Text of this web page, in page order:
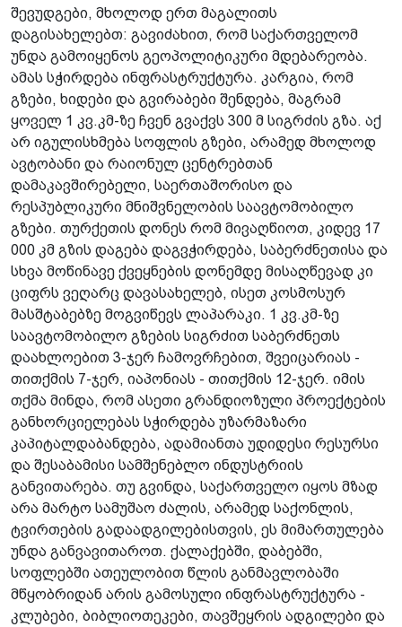
შევუდგები, მხოლოდ ერთ მაგალითს
დაგისახელებთ: გავიძახით, რომ საქართველომ
უნდა გამოიყენოს გეოპოლიტიკური მდებარეობა.
ამას სჭირდება ინფრასტრუქტურა. კარგია, რომ
გზები, ხიდები და გვირაბები შენდება, მაგრამ
ყოველ 1 კვ.კმ-ზე ჩვენ გვაქვს 300 მ სიგრძის გზა. აქ
არ იგულისხმება სოფლის გზები, არამედ მხოლოდ
ავტობანი და რაიონულ ცენტრებთან
დამაკავშირებელი, საერთაშორისო და
რესპუბლიკური მნიშვნელობის საავტომობილო
გზები. თურქეთის დონეს რომ მივაღწიოთ, კიდევ 17
000 კმ გზის დაგება დაგვჭირდება, საბერძნეთისა და
სხვა მოწინავე ქვეყნების დონემდე მისაღწევად კი
ციფრს ვეღარც დავასახელებ, ისეთ კოსმოსურ
მასშტაბებზე მოგვიწევს ლაპარაკი. 1 კვ.კმ-ზე
საავტომობილო გზების სიგრძით საბერძნეთს
დაახლოებით 3-ჯერ ჩამოვრჩებით, შვეიცარიას -
თითქმის 7-ჯერ, იაპონიას - თითქმის 12-ჯერ. იმის
თქმა მინდა, რომ ასეთი გრანდიოზული პროექტების
განხორციელებას სჭირდება უზარმაზარი
კაპიტალდაბანდება, ადამიანთა უდიდესი რესურსი
და შესაბამისი სამშენებლო ინდუსტრიის
განვითარება. თუ გვინდა, საქართველო იყოს მზად
არა მარტო სამუშაო ძალის, არამედ საქონლის,
ტვირთების გადაადგილებისთვის, ეს მიმართულება
უნდა განვავითაროთ. ქალაქებში, დაბებში­,
სოფლებში ათეულობით წლის განმავლობაში
მწყობრიდან არის გამოსული ინფრასტრუქტურა -
კლუბები, ბიბლიოთეკები, თავშეყრის ადგილები და